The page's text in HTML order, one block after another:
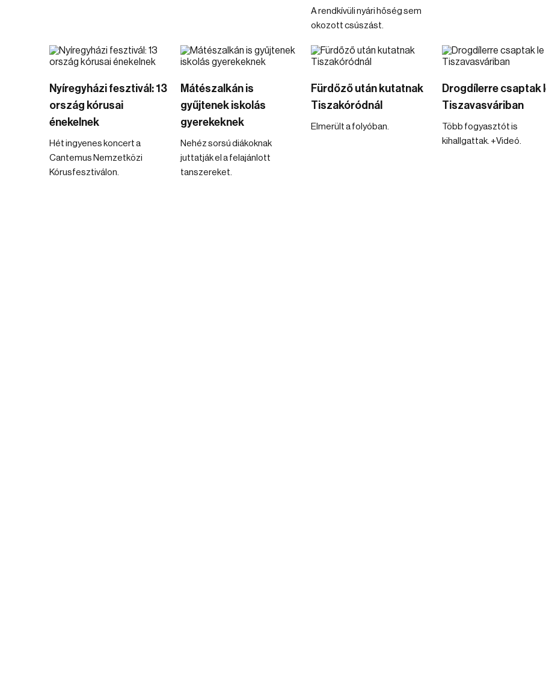
A rendkívüli nyári hőség sem
okozott csúszást.
Nyíregyházi fesztivál: 13
ország kórusai
énekelnek
Hét ingyenes koncert a
Cantemus Nemzetközi
Kórusfesztiválon.
Mátészalkán is
gyűjtenek iskolás
gyerekeknek
Nehéz sorsú diákoknak
juttatják el a felajánlott
tanszereket.
Fürdőző után kutatnak
Tiszakóródnál
Elmerült a folyóban.
Drogdílerre csaptak
Tiszavasváriban
Több fogyasztót is
kihallgattak. +Videó.